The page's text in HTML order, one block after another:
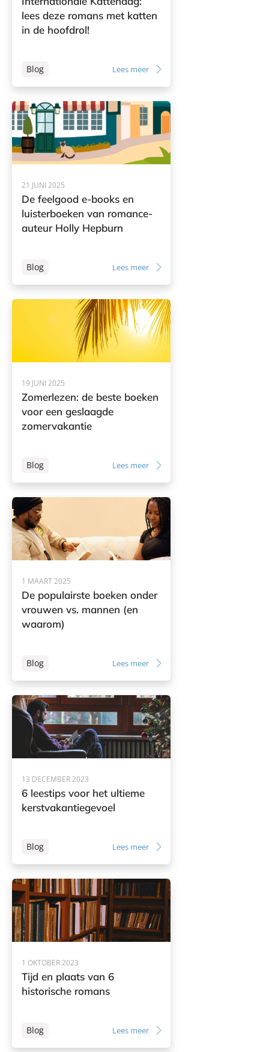
lees deze romans met katten
in de hoofdrol!
Blog Lees meer
21 JUNI 2025
De feelgood e-books en
luisterboeken van romance-
auteur Holly Hepburn
Blog Lees meer
19 JUNI 2025
Zomerlezen: de beste boeken
voor een geslaagde
zomervakantie
Blog Lees meer
1 MAART 2025
De populairste boeken onder
vrouwen vs. mannen (en
waarom)
Blog Lees meer
13 DECEMBER 2023
6 leestips voor het ultieme
kerstvakantiegevoel
Blog Lees meer
1 OKTOBER 2023
Tijd en plaats van 6
historische romans
Blog Lees meer